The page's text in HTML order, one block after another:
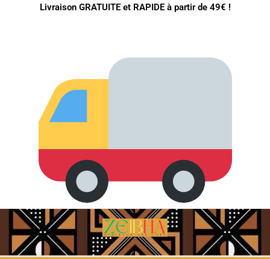
Livraison GRATUITE et RAPIDE à partir de 49€ !
Obligatoire
Obligatoire